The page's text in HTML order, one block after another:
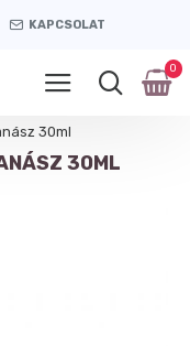
KAPCSOLAT
0
30ml
30ML